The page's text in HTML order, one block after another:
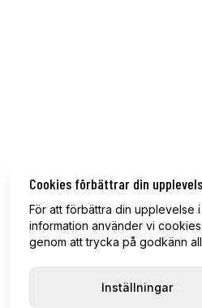
Cookies förbättrar din
För att förbättra din upplevelse
information använder vi
genom att trycka på godkänn
Inställningar